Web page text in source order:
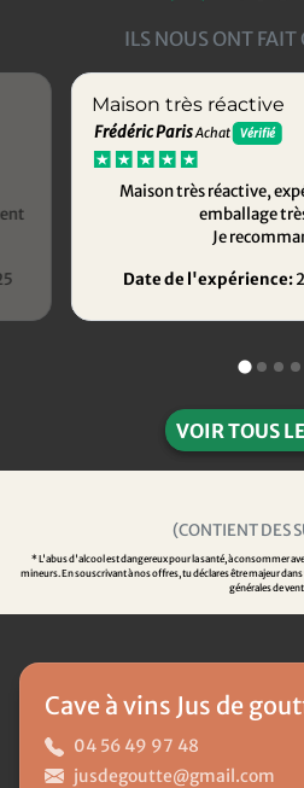
ILS NOUS ONT FAIT
Maison très réactive
Frédéric ParisAchat Vérifié
Maison très réactive,
emballage
Je
Date de l'expérience:
VOIR TOUS
(CONTIENT DES
* L'abus d'alcool est dangereux pour la santé, à consommer
mineurs. En souscrivant à nos offres, tu déclares être majeur
générales de
Cave à vins Jus de
04 56 49 97 48
jusdegoutte@gmail.com